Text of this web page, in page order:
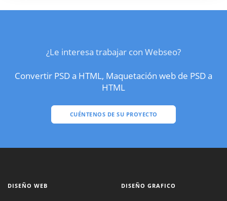
¿Le interesa trabajar con Webseo?
Convertir PSD a HTML, Maquetación web de PSD a
HTML
CUÉNTENOS DE SU PROYECTO
DISEÑO WEB DISEÑO GRAFICO